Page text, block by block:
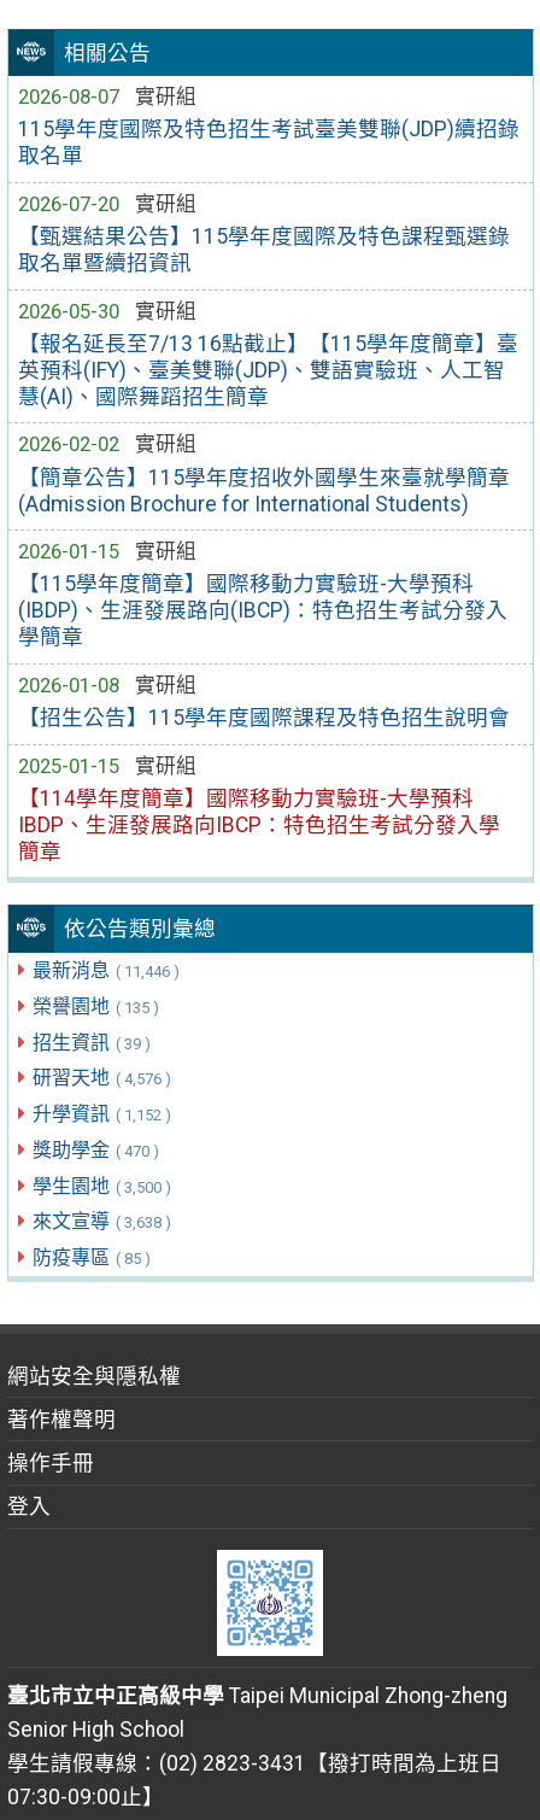
相關公告
2026-08-07
實研組
115學年度國際及特色招生考試臺美雙聯(JDP)續招錄
取名單
2026-07-20
實研組
【甄選結果公告】115學年度國際及特色課程甄選錄
取名單暨續招資訊
2026-05-30
實研組
【報名延長至7/13 16點截止】【115學年度簡章】臺
英預科(IFY)、臺美雙聯(JDP)、雙語實驗班、人工智
慧(AI)、國際舞蹈招生簡章
2026-02-02
實研組
【簡章公告】115學年度招收外國學生來臺就學簡章
(Admission Brochure for International Students)
2026-01-15
實研組
【115學年度簡章】國際移動力實驗班-大學預科
(IBDP)、生涯發展路向(IBCP)：特色招生考試分發入
學簡章
2026-01-08
實研組
【招生公告】115學年度國際課程及特色招生說明會
2025-01-15
實研組
【114學年度簡章】國際移動力實驗班-大學預科
IBDP、生涯發展路向IBCP：特色招生考試分發入學
簡章
依公告類別彙總
最新消息 ( 11,446 )
榮譽園地 ( 135 )
招生資訊 ( 39 )
研習天地 ( 4,576 )
升學資訊 ( 1,152 )
獎助學金 ( 470 )
學生園地 ( 3,500 )
來文宣導 ( 3,638 )
防疫專區 ( 85 )
網站安全與隱私權
著作權聲明
操作手冊
登入
臺北市立中正高級中學Taipei Municipal Zhong-zheng
Senior High School
學生請假專線：(02) 2823-3431【撥打時間為上班日
07:30-09:00止】